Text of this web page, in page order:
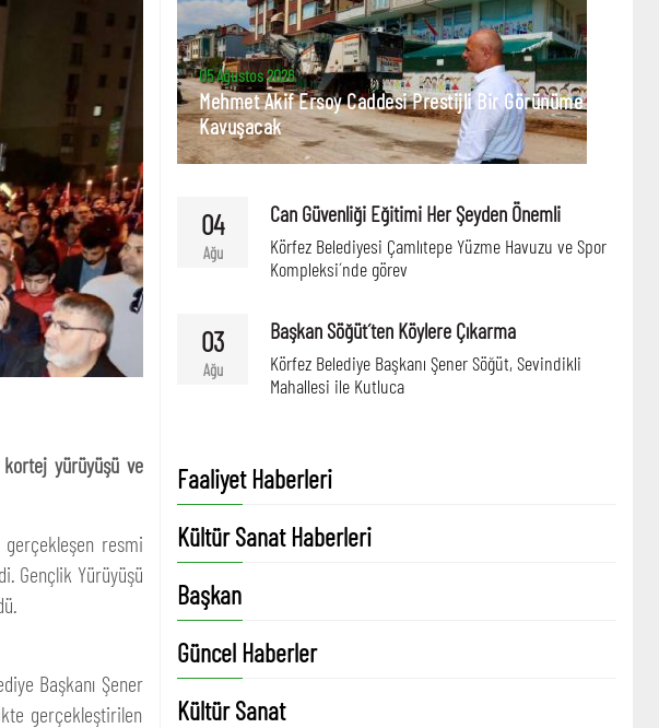
kortej yürüyüşü ve
gerçekleşen resmi
Gençlik Yürüyüşü
Başkanı Şener
gerçekleştirilen
05 Ağustos 2026
Mehmet Akif Ersoy Caddesi Prestijli Bir Görünüme
Kavuşacak
04
Ağu
Can Güvenliği Eğitimi Her Şeyden Önemli
Körfez Belediyesi Çamlıtepe Yüzme Havuzu ve Spor
Kompleksi´nde görev
03
Ağu
Başkan Söğüt´ten Köylere Çıkarma
Körfez Belediye Başkanı Şener Söğüt, Sevindikli
Mahallesi ile Kutluca
Faaliyet Haberleri
Kültür Sanat Haberleri
Başkan
Güncel Haberler
Kültür Sanat